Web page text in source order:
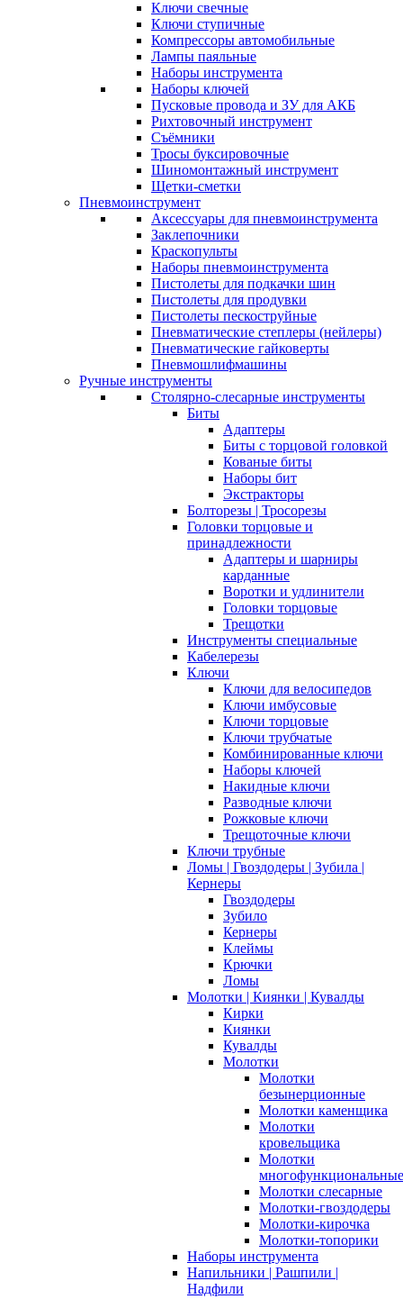
Ключи свечные
Ключи ступичные
Компрессоры автомобильные
Лампы паяльные
Наборы инструмента
Наборы ключей
Пусковые провода и ЗУ для АКБ
Рихтовочный инструмент
Съёмники
Тросы буксировочные
Шиномонтажный инструмент
Щетки-сметки
Пневмоинструмент
Аксессуары для пневмоинструмента
Заклепочники
Краскопульты
Наборы пневмоинструмента
Пистолеты для подкачки шин
Пистолеты для продувки
Пистолеты пескоструйные
Пневматические степлеры (нейлеры)
Пневматические гайковерты
Пневмошлифмашины
Ручные инструменты
Столярно-слесарные инструменты
Биты
Адаптеры
Биты с торцовой головкой
Кованые биты
Наборы бит
Экстракторы
Болторезы | Тросорезы
Головки торцовые и
принадлежности
Адаптеры и шарниры
карданные
Воротки и удлинители
Головки торцовые
Трещотки
Инструменты специальные
Кабелерезы
Ключи
Ключи для велосипедов
Ключи имбусовые
Ключи торцовые
Ключи трубчатые
Комбинированные ключи
Наборы ключей
Накидные ключи
Разводные ключи
Рожковые ключи
Трещоточные ключи
Ключи трубные
Ломы | Гвоздодеры | Зубила |
Кернеры
Гвоздодеры
Зубило
Кернеры
Клеймы
Крючки
Ломы
Молотки | Киянки | Кувалды
Кирки
Киянки
Кувалды
Молотки
Молотки
безынерционные
Молотки каменщика
Молотки
кровельщика
Молотки
многофункциональные
Молотки слесарные
Молотки-гвоздодеры
Молотки-кирочка
Молотки-топорики
Наборы инструмента
Напильники | Рашпили |
Надфили